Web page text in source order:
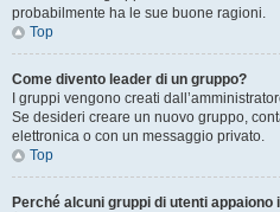
probabilmente ha le sue buone ragioni.
Top
Come divento leader di un gruppo?
I gruppi vengono creati
Se desideri creare un nuovo gruppo,
elettronica o con un messaggio privato.
Top
Perché alcuni gruppi di utenti